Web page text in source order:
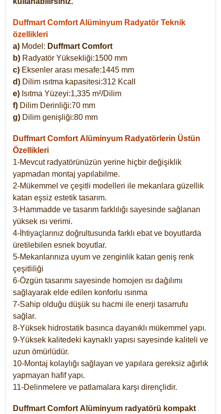
Duffmart Comfort Alüminyum Radyatör Teknik
özellikleri
a) Model: Duffmart Comfort
b) Radyatör Yüksekliği:1500 mm
c) Eksenler arası mesafe:1445 mm
d) Dilim ısıtma kapasitesi:312 Kcall
e) Isıtma Yüzeyi:1,335 m²/Dilim
f) Dilim Derinliği:70 mm
g) Dilim genişliği:80 mm
Duffmart Comfort Alüminyum Radyatörlerin Üstün
Özellikleri
1-Mevcut radyatörünüzün yerine hiçbir değişiklik
yapmadan montaj yapılabilme.
2-Mükemmel ve çeşitli modelleri ile mekanlara güzellik
katan eşsiz estetik tasarım.
3-Hammadde ve tasarım farklılığı sayesinde sağlanan
yüksek ısı verimi.
4-İhtiyaçlarınız doğrultusunda farklı ebat ve boyutlarda
üretilebilen esnek boyutlar.
5-Mekanlarınıza uyum ve zenginlik katan geniş renk
çeşitliliği
6-Özgün tasarımı sayesinde homojen ısı dağılımı
sağlayarak elde edilen konforlu ısınma
7-Sahip olduğu düşük su hacmi ile enerji tasarrufu
sağlar.
8-Yüksek hidrostatik basınca dayanıklı mükemmel yapı.
9-Yüksek kalitedeki kaynaklı yapısı sayesinde kaliteli ve
uzun ömürlüdür.
10-Montaj kolaylığı sağlayan ve yapılara gereksiz ağırlık
yapmayan hafif yapı.
11-Delinmelere ve patlamalara karşı dirençlidir.
Duffmart Comfort Alüminyum radyatörü kompakt